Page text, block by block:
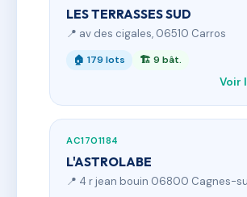
LES TERRASSES SUD
📍 av des cigales, 06510 Carros
🏠 179 lots 🏗 9 bât.
Voir
AC1701184
L'ASTROLABE
📍 4 r jean bouin 06800 Cagnes-